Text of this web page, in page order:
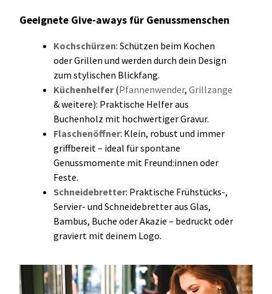
Geeignete Give-aways für Genussmenschen
Kochschürzen: Schützen beim Kochen
oder Grillen und werden durch dein Design
zum stylischen Blickfang.
Küchenhelfer(Pfannenwender, Grillzange
& weitere): Praktische Helfer aus
Buchenholz mit hochwertiger Gravur.
Flaschenöffner: Klein, robust und immer
griffbereit – ideal für spontane
Genussmomente mit Freund:innen oder
Feste.
Schneidebretter: Praktische Frühstücks-,
Servier- und Schneidebretter aus Glas,
Bambus, Buche oder Akazie – bedruckt oder
graviert mit deinem Logo.